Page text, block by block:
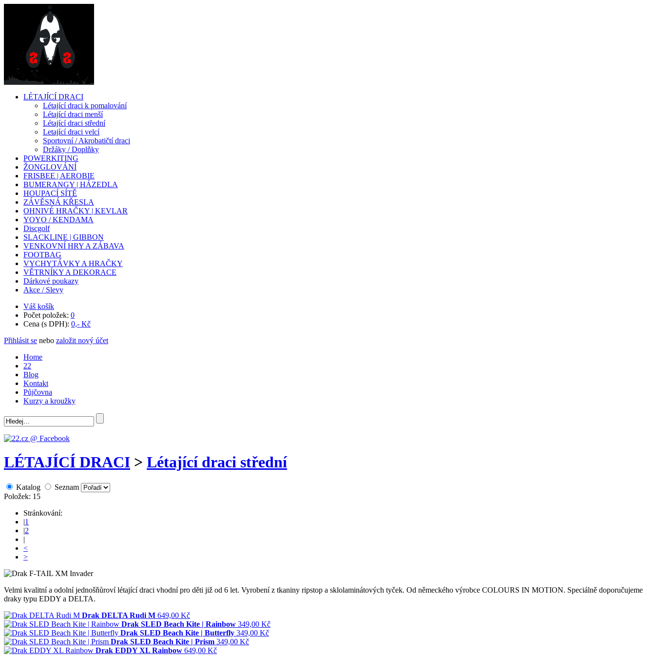
LÉTAJÍCÍ DRACI
Létající draci k pomalování
Létající draci menší
Létající draci střední
Letající draci velcí
Sportovní / Akrobatičtí draci
Držáky / Doplňky
POWERKITING
ŽONGLOVÁNÍ
FRISBEE | AEROBIE
BUMERANGY | HÁZEDLA
HOUPACÍ SÍTĚ
ZÁVĚSNÁ KŘESLA
OHNIVÉ HRAČKY | KEVLAR
YOYO / KENDAMA
Discgolf
SLACKLINE | GIBBON
VENKOVNÍ HRY A ZÁBAVA
FOOTBAG
VYCHYTÁVKY A HRAČKY
VĚTRNÍKY A DEKORACE
Dárkové poukazy
Akce / Slevy
Váš košík
Počet položek: 0
Cena (s DPH): 0,- Kč
Přihlásit se nebo založit nový účet
Home
22
Blog
Kontakt
Půjčovna
Kurzy a kroužky
LÉTAJÍCÍ DRACI > Létající draci střední
Katalog
Seznam
Položek: 15
Stránkování:
|1
|2
|
<
>
Velmi kvalitní a odolní jednošňůroví létající draci vhodní pro děti již od 6 let. Vyrobení z tkaniny ripstop a sklolaminátových tyček. Od německého výrobce COLOURS IN MOTION. Speciálně doporučujeme
draky typu EDDY a DELTA.
Drak DELTA Rudi M 649,00 Kč
Drak SLED Beach Kite | Rainbow 349,00 Kč
Drak SLED Beach Kite | Butterfly 349,00 Kč
Drak SLED Beach Kite | Prism 349,00 Kč
Drak EDDY XL Rainbow 649,00 Kč